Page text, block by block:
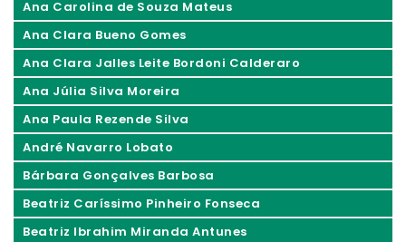
Ana Carolina de Souza Mateus
Ana Clara Bueno Gomes
Ana Clara Jalles Leite Bordoni Calderaro
Ana Júlia Silva Moreira
Ana Paula Rezende Silva
André Navarro Lobato
Bárbara Gonçalves Barbosa
Beatriz Caríssimo Pinheiro Fonseca
Beatriz Ibrahim Miranda Antunes